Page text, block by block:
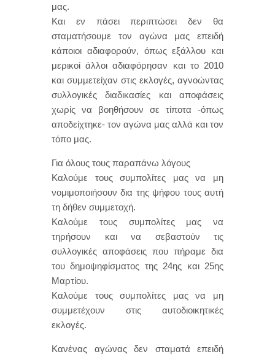
μας.
Και εν πάσει περιπτώσει δεν θα
σταματήσουμε τον αγώνα μας επειδή
κάποιοι αδιαφορούν, όπως εξάλλου και
μερικοί άλλοι αδιαφόρησαν και το 2010
και συμμετείχαν στις εκλογές, αγνοώντας
συλλογικές διαδικασίες και αποφάσεις
χωρίς να βοηθήσουν σε τίποτα -όπως
αποδείχτηκε- τον αγώνα μας αλλά και τον
τόπο μας.
Για όλους τους παραπάνω λόγους
Καλούμε τους συμπολίτες μας να μη
νομιμοποιήσουν δια της ψήφου τους αυτή
τη δήθεν συμμετοχή.
Καλούμε τους συμπολίτες μας να
τηρήσουν και να σεβαστούν τις
συλλογικές αποφάσεις που πήραμε δια
του δημοψηφίσματος της 24ης και 25ης
Μαρτίου.
Καλούμε τους συμπολίτες μας να μη
συμμετέχουν στις αυτοδιοικητικές
εκλογές.
Κανένας αγώνας δεν σταματά επειδή